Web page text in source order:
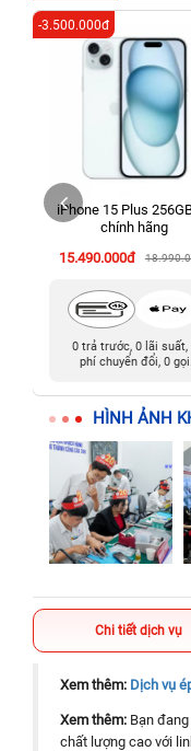
326 Lê Văn Việt,
Đức cũ)
256 Võ Văn Ngân,
70 Nguyễn An
24h Vũng Tàu:
Tàu cũ)
198 Hoàng Văn
iPhone 15 Plus
chính hãng
15.490.000đ
-3.500.000đ
0 trả trước, 0 lãi suất,
phí chuyển đổi, 0 gọi
HÌNH ẢNH
Chi tiết dịch vụ
Xem thêm: Dịch vụ
Xem thêm: Bạn
chất lượng cao với